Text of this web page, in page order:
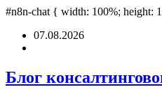
deneme bonusu
#n8n-chat { width: 100%; height:
Перейти07.08.2026
Блог